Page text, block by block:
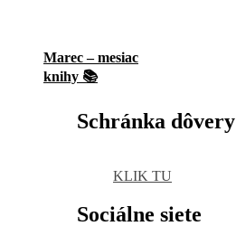
Marec – mesiac
knihy 📚
Schránka dôvery
KLIK TU
Sociálne siete